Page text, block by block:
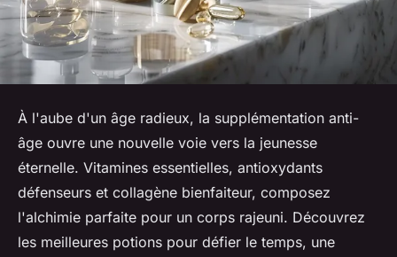
À l'aube d'un âge radieux, la supplémentation anti-
âge ouvre une nouvelle voie vers la jeunesse
éternelle. Vitamines essentielles, antioxydants
défenseurs et collagène bienfaiteur, composez
l'alchimie parfaite pour un corps rajeuni. Découvrez
les meilleures potions pour défier le temps, une